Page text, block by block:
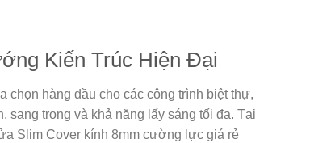
Kiến Trúc Hiện Đại
hàng đầu cho các công trình biệt thự,
sang trọng và khả năng lấy sáng tối đa. Tại
Slim Cover kính 8mm cường lực giá rẻ